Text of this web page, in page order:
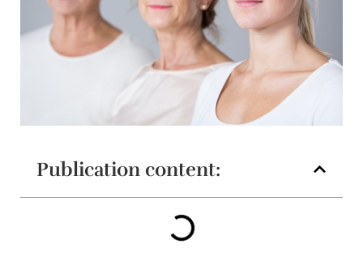
Publication content: